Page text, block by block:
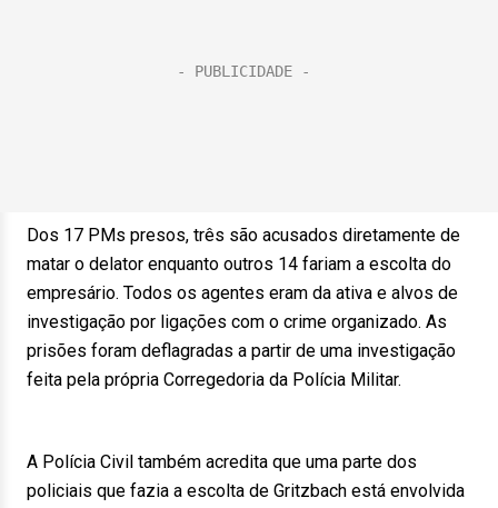
Dos 17 PMs presos, três são acusados diretamente de
matar o delator enquanto outros 14 fariam a escolta do
empresário. Todos os agentes eram da ativa e alvos de
investigação por ligações com o crime organizado. As
prisões foram deflagradas a partir de uma investigação
feita pela própria Corregedoria da Polícia Militar.
A Polícia Civil também acredita que uma parte dos
policiais que fazia a escolta de Gritzbach está envolvida